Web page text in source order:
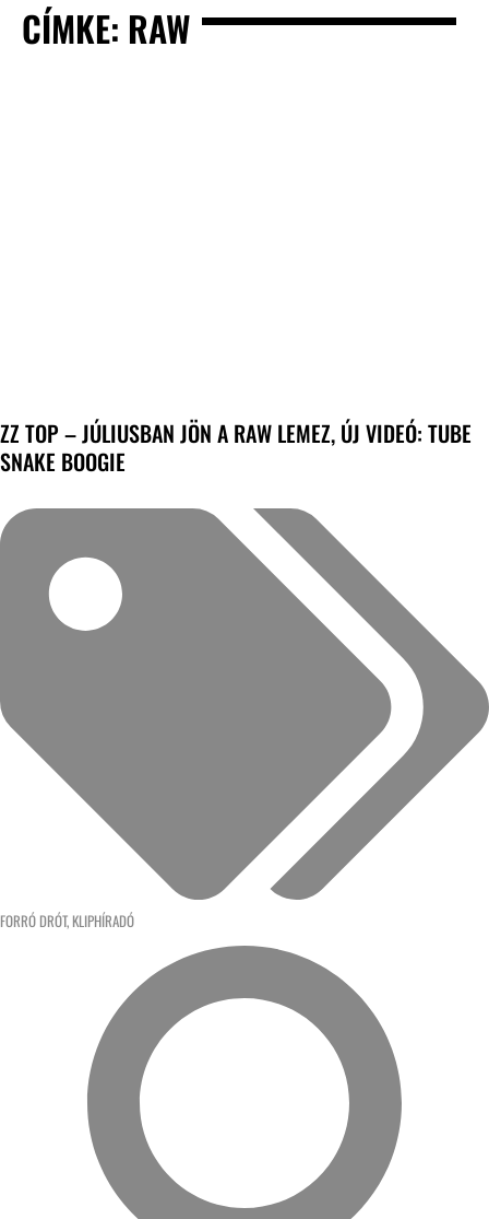
CÍMKE: RAW
ZZ TOP – JÚLIUSBAN JÖN A RAW LEMEZ, ÚJ VIDEÓ: TUBE
SNAKE BOOGIE
FORRÓ DRÓT, KLIPHÍRADÓ